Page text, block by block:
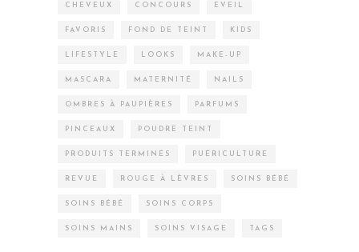
CHEVEUX CONCOURS EVEIL
FAVORIS FOND DE TEINT KIDS
LIFESTYLE LOOKS MAKE-UP
MASCARA MATERNITÉ NAILS
OMBRES À PAUPIÈRES PARFUMS
PINCEAUX POUDRE TEINT
PRODUITS TERMINÉS PUÉRICULTURE
REVUE ROUGE À LÈVRES SOINS BÉBÉ
SOINS BÉBÉ SOINS CORPS
SOINS MAINS SOINS VISAGE TAGS